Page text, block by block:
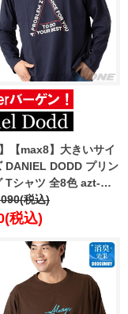
【max8】大きいサイ
DANIEL DODD プリン
Tシャツ 全8色 azt-
t2502】
税込)
税込)